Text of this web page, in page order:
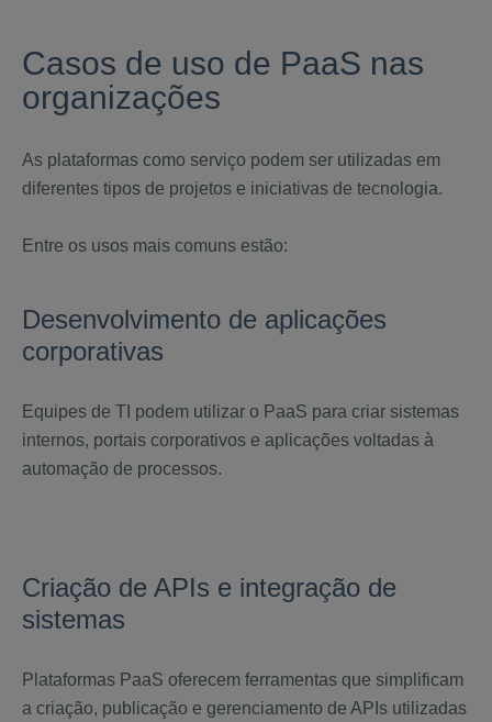
Casos de uso de PaaS nas
organizações
As plataformas como serviço podem ser utilizadas em
diferentes tipos de projetos e iniciativas de tecnologia.
Entre os usos mais comuns estão:
Desenvolvimento de aplicações
corporativas
Equipes de TI podem utilizar o PaaS para criar sistemas
internos, portais corporativos e aplicações voltadas à
automação de processos.
Criação de APIs e integração de
sistemas
Plataformas PaaS oferecem ferramentas que simplificam
a criação, publicação e gerenciamento de APIs utilizadas